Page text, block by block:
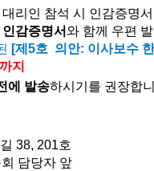
리인 참석 시 인감증명
인감증명서와 함께 우편
[제5호  의안: 이사보수
지
에 발송하시기를 권장합
38, 201호
담당자 앞